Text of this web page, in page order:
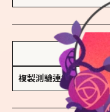
複製測驗連結